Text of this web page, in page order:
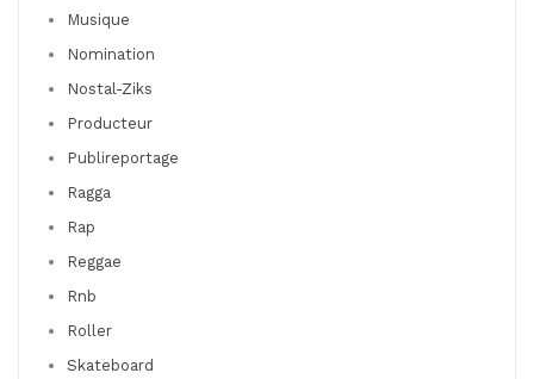
Musique
Nomination
Nostal-Ziks
Producteur
Publireportage
Ragga
Rap
Reggae
Rnb
Roller
Skateboard